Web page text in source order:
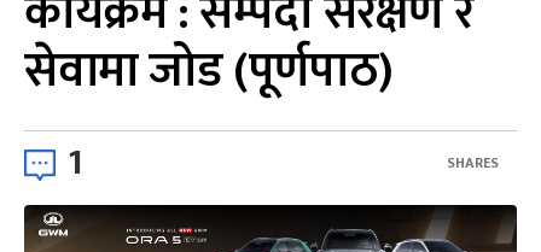
सेवामा जोड (पूर्णपाठ)
1 SHARES